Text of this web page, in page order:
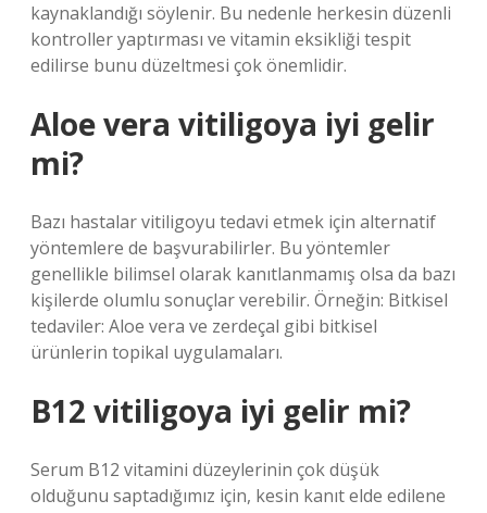
kaynaklandığı söylenir. Bu nedenle herkesin düzenli
kontroller yaptırması ve vitamin eksikliği tespit
edilirse bunu düzeltmesi çok önemlidir.
Aloe vera vitiligoya iyi gelir
mi?
Bazı hastalar vitiligoyu tedavi etmek için alternatif
yöntemlere de başvurabilirler. Bu yöntemler
genellikle bilimsel olarak kanıtlanmamış olsa da bazı
kişilerde olumlu sonuçlar verebilir. Örneğin: Bitkisel
tedaviler: Aloe vera ve zerdeçal gibi bitkisel
ürünlerin topikal uygulamaları.
B12 vitiligoya iyi gelir mi?
Serum B12 vitamini düzeylerinin çok düşük
olduğunu saptadığımız için, kesin kanıt elde edilene